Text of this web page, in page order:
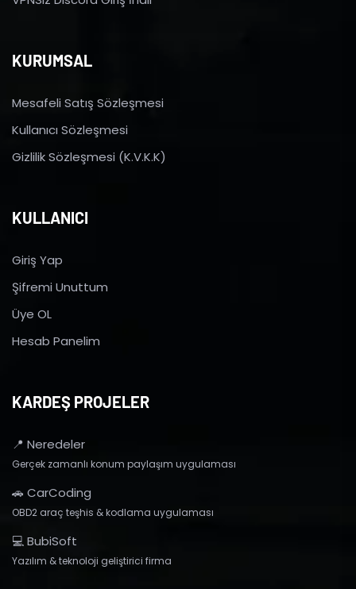
KURUMSAL
Mesafeli Satış Sözleşmesi
Kullanıcı Sözleşmesi
Gizlilik Sözleşmesi (K.V.K.K)
KULLANICI
Giriş Yap
Şifremi Unuttum
Üye OL
Hesab Panelim
KARDEŞ PROJELER
📍 Neredeler
Gerçek zamanlı konum paylaşım uygulaması
🚗 CarCoding
OBD2 araç teşhis & kodlama uygulaması
💻 BubiSoft
Yazılım & teknoloji geliştirici firma